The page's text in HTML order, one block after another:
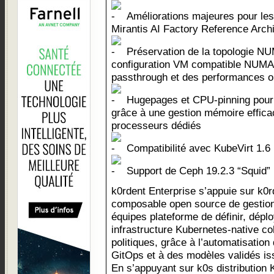
Améliorations majeures pour
Mirantis AI Factory Reference
Préservation de la topologie
configuration VM compatible
passthrough et des performances
Hugepages et CPU-pinning
grâce à une gestion mémoire
processeurs dédiés
Compatibilité avec KubeVirt 1.6
Support de Ceph 19.2.3
k0rdent Enterprise s’appuie sur
composable open source de
équipes plateforme de définir,
infrastructure Kubernetes-native
politiques, grâce à
GitOps et à des modèles validés
En s’appuyant sur k0s distribution